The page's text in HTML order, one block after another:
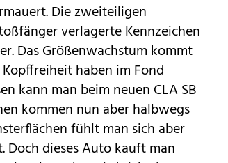
Die zweiteiligen
verlagerte Kennzeichen
Das Größenwachstum kommt
haben im Fond
kann man beim neuen CLA SB
kommen nun aber halbwegs
fühlt man sich aber
dieses Auto kauft man